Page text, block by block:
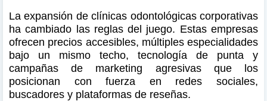
La expansión de clínicas odontológicas corporativas
ha cambiado las reglas del juego. Estas empresas
ofrecen precios accesibles, múltiples especialidades
bajo un mismo techo, tecnología de punta y
campañas de marketing agresivas que los
posicionan con fuerza en redes sociales,
buscadores y plataformas de reseñas.